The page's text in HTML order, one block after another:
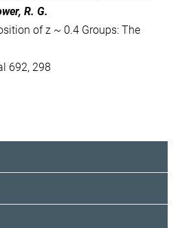
R. G.
of z ~ 0.4 Groups: The
692, 298